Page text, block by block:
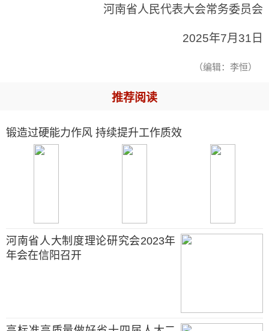
河南省人民代表大会常务委员会
2025年7月31日
（编辑：李恒）
推荐阅读
锻造过硬能力作风 持续提升工作质效
河南省人大制度理论研究会2023年
年会在信阳召开